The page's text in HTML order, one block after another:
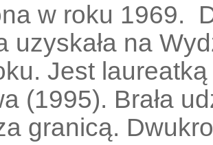
w roku 1969.
uzyskała na
Jest
(1995). Brała
granicą.